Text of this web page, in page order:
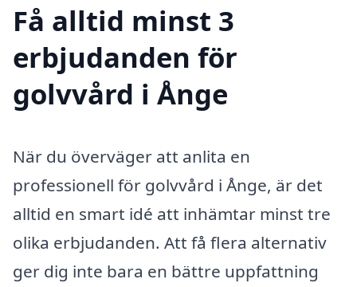
Få alltid minst 3
erbjudanden för
golvvård i Ånge
När du överväger att anlita en
professionell för golvvård i Ånge, är det
alltid en smart idé att inhämtar minst tre
olika erbjudanden. Att få flera alternativ
ger dig inte bara en bättre uppfattning